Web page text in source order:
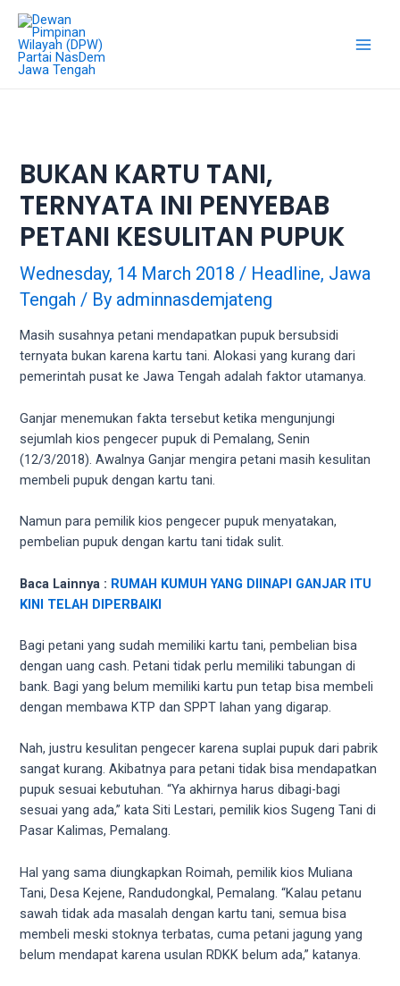
18Tube.tv
free
videos.
You
create
verified
user
upload
porn
website
different
formats.
Every
porn
you
upload
working
You
can
also
use
content
BUKAN KARTU TANI,
TERNYATA INI PENYEBAB
PETANI KESULITAN PUPUK
Wednesday, 14 March 2018/ Headline, Jawa
Tengah / By adminnasdemjateng
Masih susahnya petani mendapatkan pupuk bersubsidi
ternyata bukan karena kartu tani. Alokasi yang kurang dari
pemerintah pusat ke Jawa Tengah adalah faktor utamanya.
Ganjar menemukan fakta tersebut ketika mengunjungi
sejumlah kios pengecer pupuk di Pemalang, Senin
(12/3/2018). Awalnya Ganjar mengira petani masih kesulitan
membeli pupuk dengan kartu tani.
Namun para pemilik kios pengecer pupuk menyatakan,
pembelian pupuk dengan kartu tani tidak sulit.
Baca Lainnya : RUMAH KUMUH YANG DIINAPI GANJAR ITU
KINI TELAH DIPERBAIKI
Bagi petani yang sudah memiliki kartu tani, pembelian bisa
dengan uang cash. Petani tidak perlu memiliki tabungan di
bank. Bagi yang belum memiliki kartu pun tetap bisa membeli
dengan membawa KTP dan SPPT lahan yang digarap.
Nah, justru kesulitan pengecer karena suplai pupuk dari pabrik
sangat kurang. Akibatnya para petani tidak bisa mendapatkan
pupuk sesuai kebutuhan. “Ya akhirnya harus dibagi-bagi
sesuai yang ada,” kata Siti Lestari, pemilik kios Sugeng Tani di
Pasar Kalimas, Pemalang.
Hal yang sama diungkapkan Roimah, pemilik kios Muliana
Tani, Desa Kejene, Randudongkal, Pemalang. “Kalau petanu
sawah tidak ada masalah dengan kartu tani, semua bisa
membeli meski stoknya terbatas, cuma petani jagung yang
belum mendapat karena usulan RDKK belum ada,” katanya.